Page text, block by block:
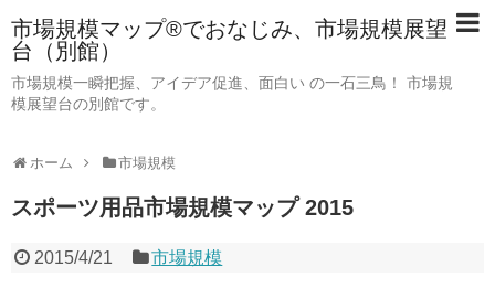
市場規模マップ®でおなじみ、市場規模展望
台（別館）
市場規模一瞬把握、アイデア促進、面白い の一石三鳥！ 市場規
模展望台の別館です。
ホーム 市場規模
スポーツ用品市場規模マップ 2015
2015/4/21 市場規模